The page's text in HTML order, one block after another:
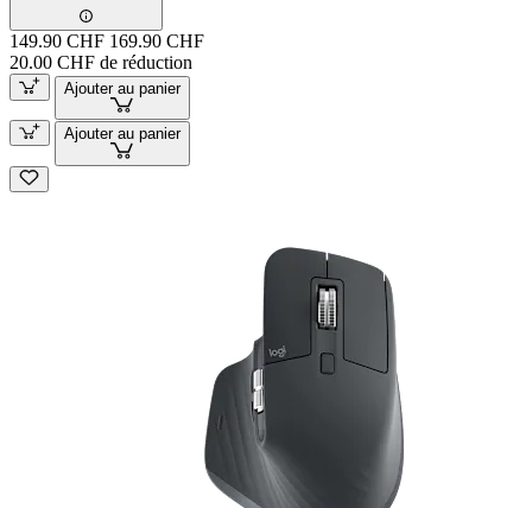
149.90 CHF 169.90 CHF
20.00 CHF de réduction
Ajouter au panier
Ajouter au panier